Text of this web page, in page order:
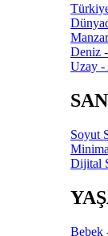
Deniz
Uzay -
Soyut
Dijital
Bebek